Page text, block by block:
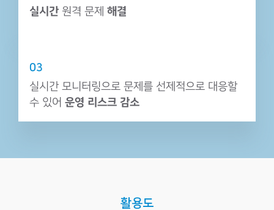
실시간원격 문제해결
03
실시간 모니터링으로 문제를 선제적으로 대응할
수 있어 운영 리스크 감소
활용도